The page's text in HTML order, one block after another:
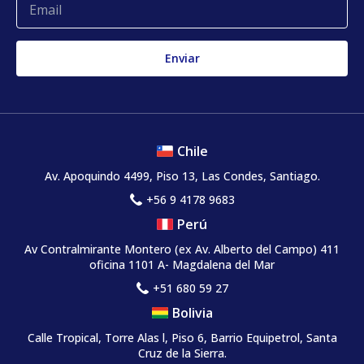
Chile
Av. Apoquindo 4499, Piso 13, Las Condes, Santiago.
+56 9 4178 9683
Perú
Av Contralmirante Montero (ex Av. Alberto del Campo) 411
oficina 1101 A- Magdalena del Mar
+51 680 59 27
Bolivia
Calle Tropical, Torre Alas l, Piso 6, Barrio Equipetrol, Santa
Cruz de la Sierra.